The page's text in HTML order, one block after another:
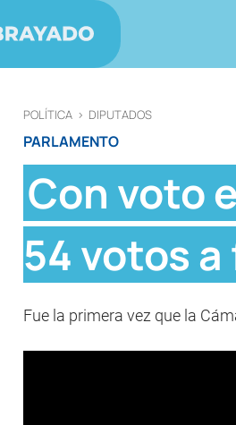
POLÍTICA > DIPUTADOS
PARLAMENTO
Con voto
54 votos
Fue la primera vez que la